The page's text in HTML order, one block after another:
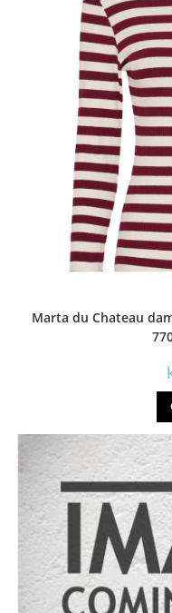
Marta du Chateau